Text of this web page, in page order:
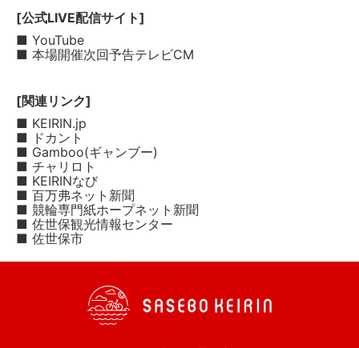
[公式LIVE配信サイト]
■ YouTube
■ 本場開催次回予告テレビCM
[関連リンク]
■ KEIRIN.jp
■ ドカント
■ Gamboo(ギャンブー)
■ チャリロト
■ KEIRINなび
■ 百万弗ネット新聞
■ 競輪専門紙ホープネット新聞
■ 佐世保観光情報センター
■ 佐世保市